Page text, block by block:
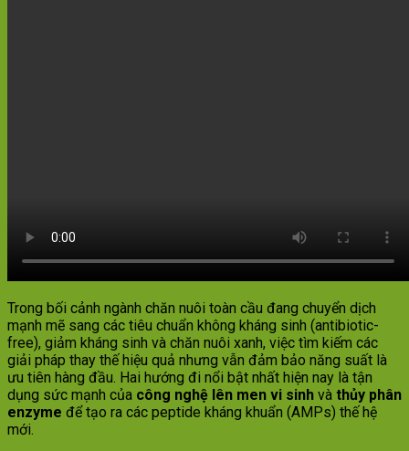
Trong bối cảnh ngành chăn nuôi toàn cầu đang chuyển dịch
mạnh mẽ sang các tiêu chuẩn không kháng sinh (antibiotic-
free), giảm kháng sinh và chăn nuôi xanh, việc tìm kiếm các
giải pháp thay thế hiệu quả nhưng vẫn đảm bảo năng suất là
ưu tiên hàng đầu. Hai hướng đi nổi bật nhất hiện nay là tận
dụng sức mạnh của công nghệ lên men vi sinh và thủy phân
enzyme để tạo ra các peptide kháng khuẩn (AMPs) thế hệ
mới.